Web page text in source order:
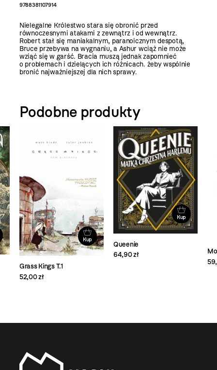
9788381107914
Nielegalne Królestwo stara się obronić przed
równoczesnymi atakami z zewnątrz i od wewnątrz.
Robert stał się maniakalnym, paranoicznym despotą,
Bruce przebywa na wygnaniu, a Ashur wciąż nie może
wziąć się w garść. Bracia muszą jednak zapomnieć
o problemach i dzielących ich różnicach. żeby wspólnie
bronić najważniejszej dla nich sprawy.
Podobne produkty
Kup
Grass Kings T.1
52,00 zł
Kup
Queenie
64,90 zł